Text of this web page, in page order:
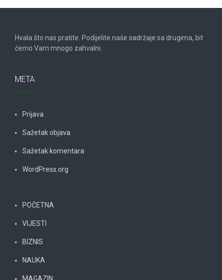
Hvala što nas pratite. Podijelite naše sadržaje sa drugima, bit
ćemo Vam mnogo zahvalni.
META
Prijava
Sažetak objava
Sažetak komentara
WordPress.org
POČETNA
VIJESTI
BIZNIS
NAUKA